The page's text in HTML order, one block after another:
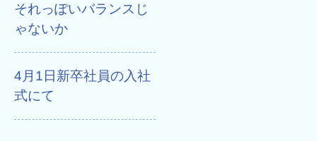
それっぽいバランスじ
ゃないか
4月1日新卒社員の入社
式にて